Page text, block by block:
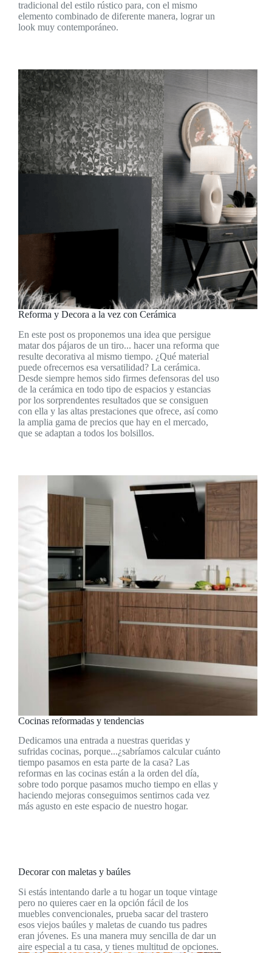
tradicional del estilo rústico para, con el mismo
elemento combinado de diferente manera, lograr un
look muy contemporáneo.
Reforma y Decora a la vez con Cerámica
En este post os proponemos una idea que persigue
matar dos pájaros de un tiro... hacer una reforma que
resulte decorativa al mismo tiempo. ¿Qué material
puede ofrecernos esa versatilidad? La cerámica.
Desde siempre hemos sido firmes defensoras del uso
de la cerámica en todo tipo de espacios y estancias
por los sorprendentes resultados que se consiguen
con ella y las altas prestaciones que ofrece, así como
la amplia gama de precios que hay en el mercado,
que se adaptan a todos los bolsillos.
Cocinas reformadas y tendencias
Dedicamos una entrada a nuestras queridas y
sufridas cocinas, porque...¿sabríamos calcular cuánto
tiempo pasamos en esta parte de la casa? Las
reformas en las cocinas están a la orden del día,
sobre todo porque pasamos mucho tiempo en ellas y
haciendo mejoras conseguimos sentirnos cada vez
más agusto en este espacio de nuestro hogar.
Decorar con maletas y baúles
Si estás intentando darle a tu hogar un toque vintage
pero no quieres caer en la opción fácil de los
muebles convencionales, prueba sacar del trastero
esos viejos baúles y maletas de cuando tus padres
eran jóvenes. Es una manera muy sencilla de dar un
aire especial a tu casa, y tienes multitud de opciones.